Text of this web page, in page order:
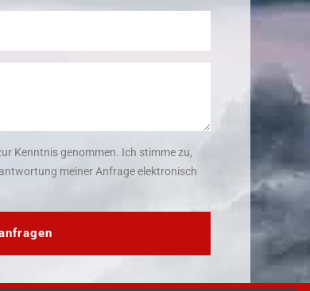
Kenntnis genommen. Ich stimme zu,
meiner Anfrage elektronisch